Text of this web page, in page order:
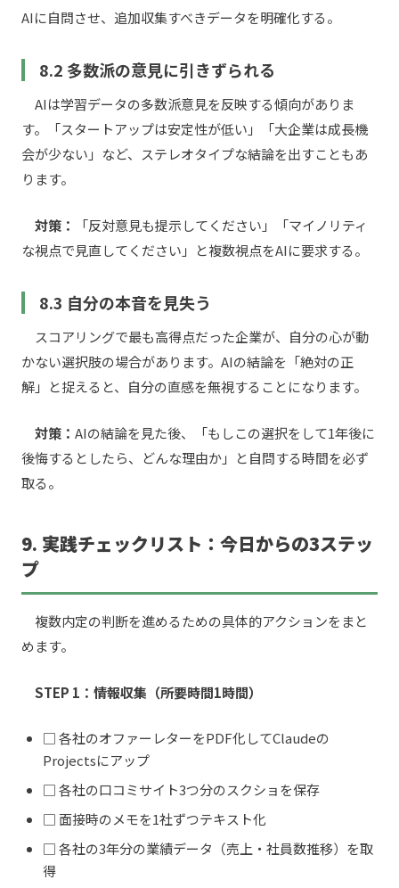
AIに自問させ、追加収集すべきデータを明確化する。
8.2 多数派の意見に引きずられる
AIは学習データの多数派意見を反映する傾向がありま
す。「スタートアップは安定性が低い」「大企業は成長機
会が少ない」など、ステレオタイプな結論を出すこともあ
ります。
対策：
「反対意見も提示してください」「マイノリティ
な視点で見直してください」と複数視点をAIに要求する。
8.3 自分の本音を見失う
スコアリングで最も高得点だった企業が、自分の心が動
かない選択肢の場合があります。AIの結論を「絶対の正
解」と捉えると、自分の直感を無視することになります。
対策： AIの結論を見た後、「もしこの選択をして1年後に
後悔するとしたら、どんな理由か」と自問する時間を必ず
取る。
9. 実践チェックリスト：今日からの3ステッ
プ
複数内定の判断を進めるための具体的アクションをまと
めます。
STEP 1：情報収集（所要時間1時間）
□ 各社のオファーレターをPDF化してClaudeの
Projectsにアップ
□ 各社の口コミサイト3つ分のスクショを保存
□ 面接時のメモを1社ずつテキスト化
□ 各社の3年分の業績データ（売上・社員数推移）を取
得